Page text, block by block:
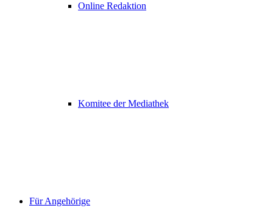
Online Redaktion
Komitee der Mediathek
Für Angehörige